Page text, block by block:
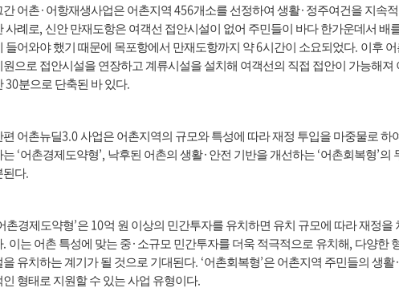
간 어촌· 어항재생사업은 어촌지역 456개소를 선정하여 생활· 정주여건을 지속
사례로, 신안 만재도항은 여객선 접안시설이 없어 주민들이 바다 한가운데서 배
들어와야 했기 때문에 목포항에서 만재도항까지 약6시간이 소요되었다. 이후
원으로 접안시설을 연장하고 계류시설을 설치해 여객선의 직접 접안이 가능해져
30분으로 단축된 바 있다.
편 어촌뉴딜3.0사업은 어촌지역의 규모와 특성에 따라 재정 투입을 마중물로 하
는 ‘어촌경제도약형’, 낙후된 어촌의 생활· 안전 기반을 개선하는 ‘어촌회복형’의
된다.
촌경제도약형’은 10억 원 이상의 민간투자를 유치하면 유치 규모에 따라 재정을
. 이는 어촌 특성에 맞는 중· 소규모 민간투자를 더욱 적극적으로 유치해, 다양한
을 유치하는 계기가 될 것으로 기대된다. ‘어촌회복형’은 어촌지역 주민들의 생활·
인 형태로 지원할 수 있는 사업 유형이다.